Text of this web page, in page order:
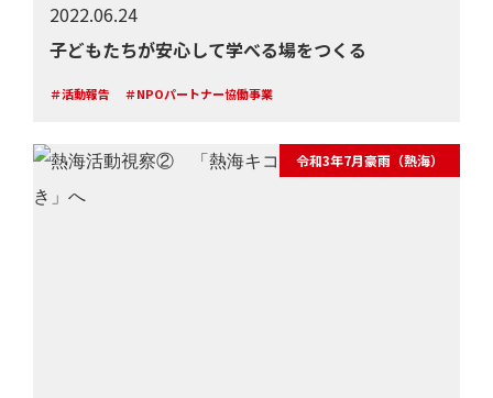
2022.06.24
子どもたちが安心して学べる場をつくる
＃活動報告 ＃NPOパートナー協働事業
令和3年7月豪雨（熱海）